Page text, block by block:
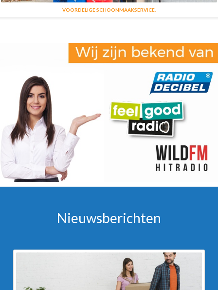
VOORDELIGE SCHOONMAAKSERVICE.
Nieuwsberichten